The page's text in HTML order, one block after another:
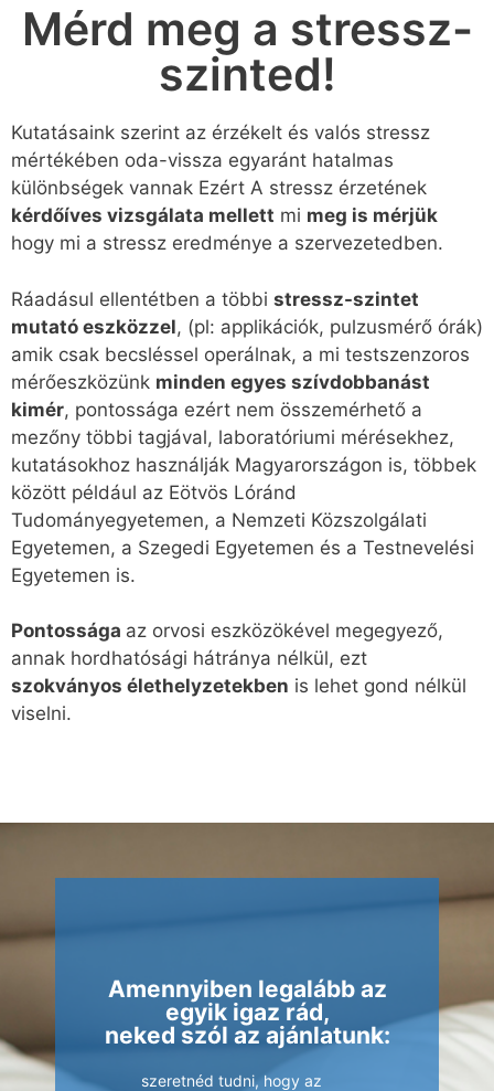
Mérd meg a stressz-
szinted!
Kutatásaink szerint az érzékelt és valós stressz
mértékében oda-vissza egyaránt hatalmas
különbségek vannak Ezért A stressz érzetének
kérdőíves vizsgálata mellett mi meg is mérjük
hogy mi a stressz eredménye a szervezetedben.
Ráadásul ellentétben a többi stressz-szintet
mutató eszközzel, (pl: applikációk, pulzusmérő órák)
amik csak becsléssel operálnak, a mi testszenzoros
mérőeszközünk minden egyes szívdobbanást
kimér, pontossága ezért nem összemérhető a
mezőny többi tagjával, laboratóriumi mérésekhez,
kutatásokhoz használják Magyarországon is, többek
között például az Eötvös Lóránd
Tudományegyetemen, a Nemzeti Közszolgálati
Egyetemen, a Szegedi Egyetemen és a Testnevelési
Egyetemen is.
Pontossága az orvosi eszközökével megegyező,
annak hordhatósági hátránya nélkül, ezt
szokványos élethelyzetekben is lehet gond nélkül
viselni.
Amennyiben legalább az
egyik igaz rád,
neked szól az ajánlatunk:
szeretnéd tudni, hogy az